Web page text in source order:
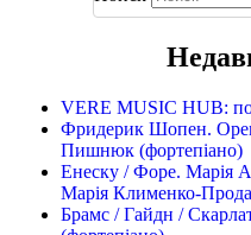
VERE MUSIC HUB:
Фридерик Шопен.
Пишнюк (фортепіано)
Енеску / Форе. Марія
Марія Клименко-
Брамс / Гайдн /